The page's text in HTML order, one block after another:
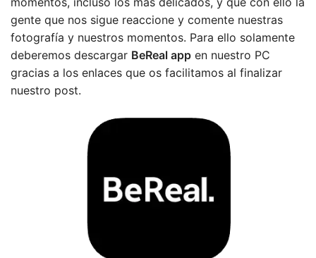
gente que nos sigue reaccione y comente nuestras
fotografía y nuestros momentos. Para ello solamente
deberemos descargar BeReal app en nuestro PC
gracias a los enlaces que os facilitamos al finalizar
nuestro post.